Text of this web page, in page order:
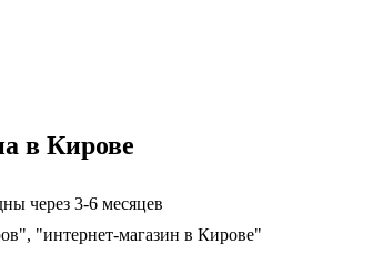
в Кирове
через 3-6 месяцев
"интернет-магазин в Кирове"